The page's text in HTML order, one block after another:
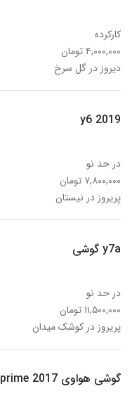
کارکرده
۴,۰۰۰,۰۰۰ تومان
دیروز در گل سرخ
y6 2019
در حد نو
۷,۸۰۰,۰۰۰ تومان
پریروز در نیستان
y7a گوشی
در حد نو
۱۱,۵۰۰,۰۰۰ تومان
پریروز در کوشک میدان
گوشی هواوی y7 prime 2017